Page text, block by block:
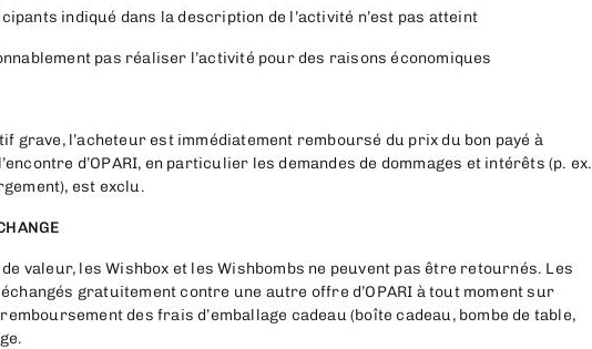
indiqué dans la description de l’activité n’est pas atteint
pas réaliser l’activité pour des raisons économiques
grave, l’acheteur est immédiatement remboursé du prix du bon payé à
d’OPARI, en particulier les demandes de dommages et intérêts (p. ex.
est exclu.
valeur, les Wishbox et les Wishbombs ne peuvent pas être retournés. Les
gratuitement contre une autre offre d’OPARI à tout moment sur
remboursement des frais d’emballage cadeau (boîte cadeau, bombe de table,